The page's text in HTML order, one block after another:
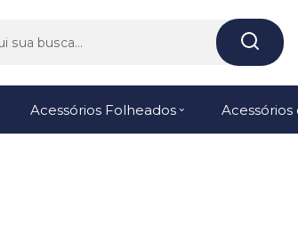
Acessórios Folheados Acessórios